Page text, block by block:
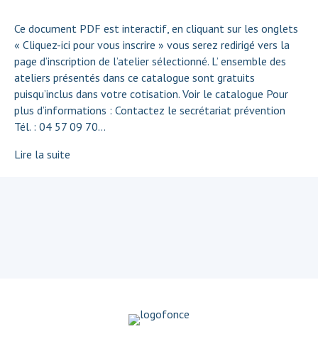
Ce document PDF est interactif, en cliquant sur les onglets
« Cliquez-ici pour vous inscrire » vous serez redirigé vers la
page d’inscription de l’atelier sélectionné. L’ ensemble des
ateliers présentés dans ce catalogue sont gratuits
puisqu’inclus dans votre cotisation. Voir le catalogue Pour
plus d’informations : Contactez le secrétariat prévention
Tél. : 04 57 09 70…
Lire la suite